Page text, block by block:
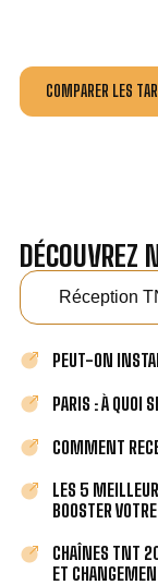
COMPARER LES
DÉCOUVREZ
Réception
PEUT-ON
PARIS : À QUOI
COMMENT
LES 5
BOOSTER
CHAÎNES TNT
ET